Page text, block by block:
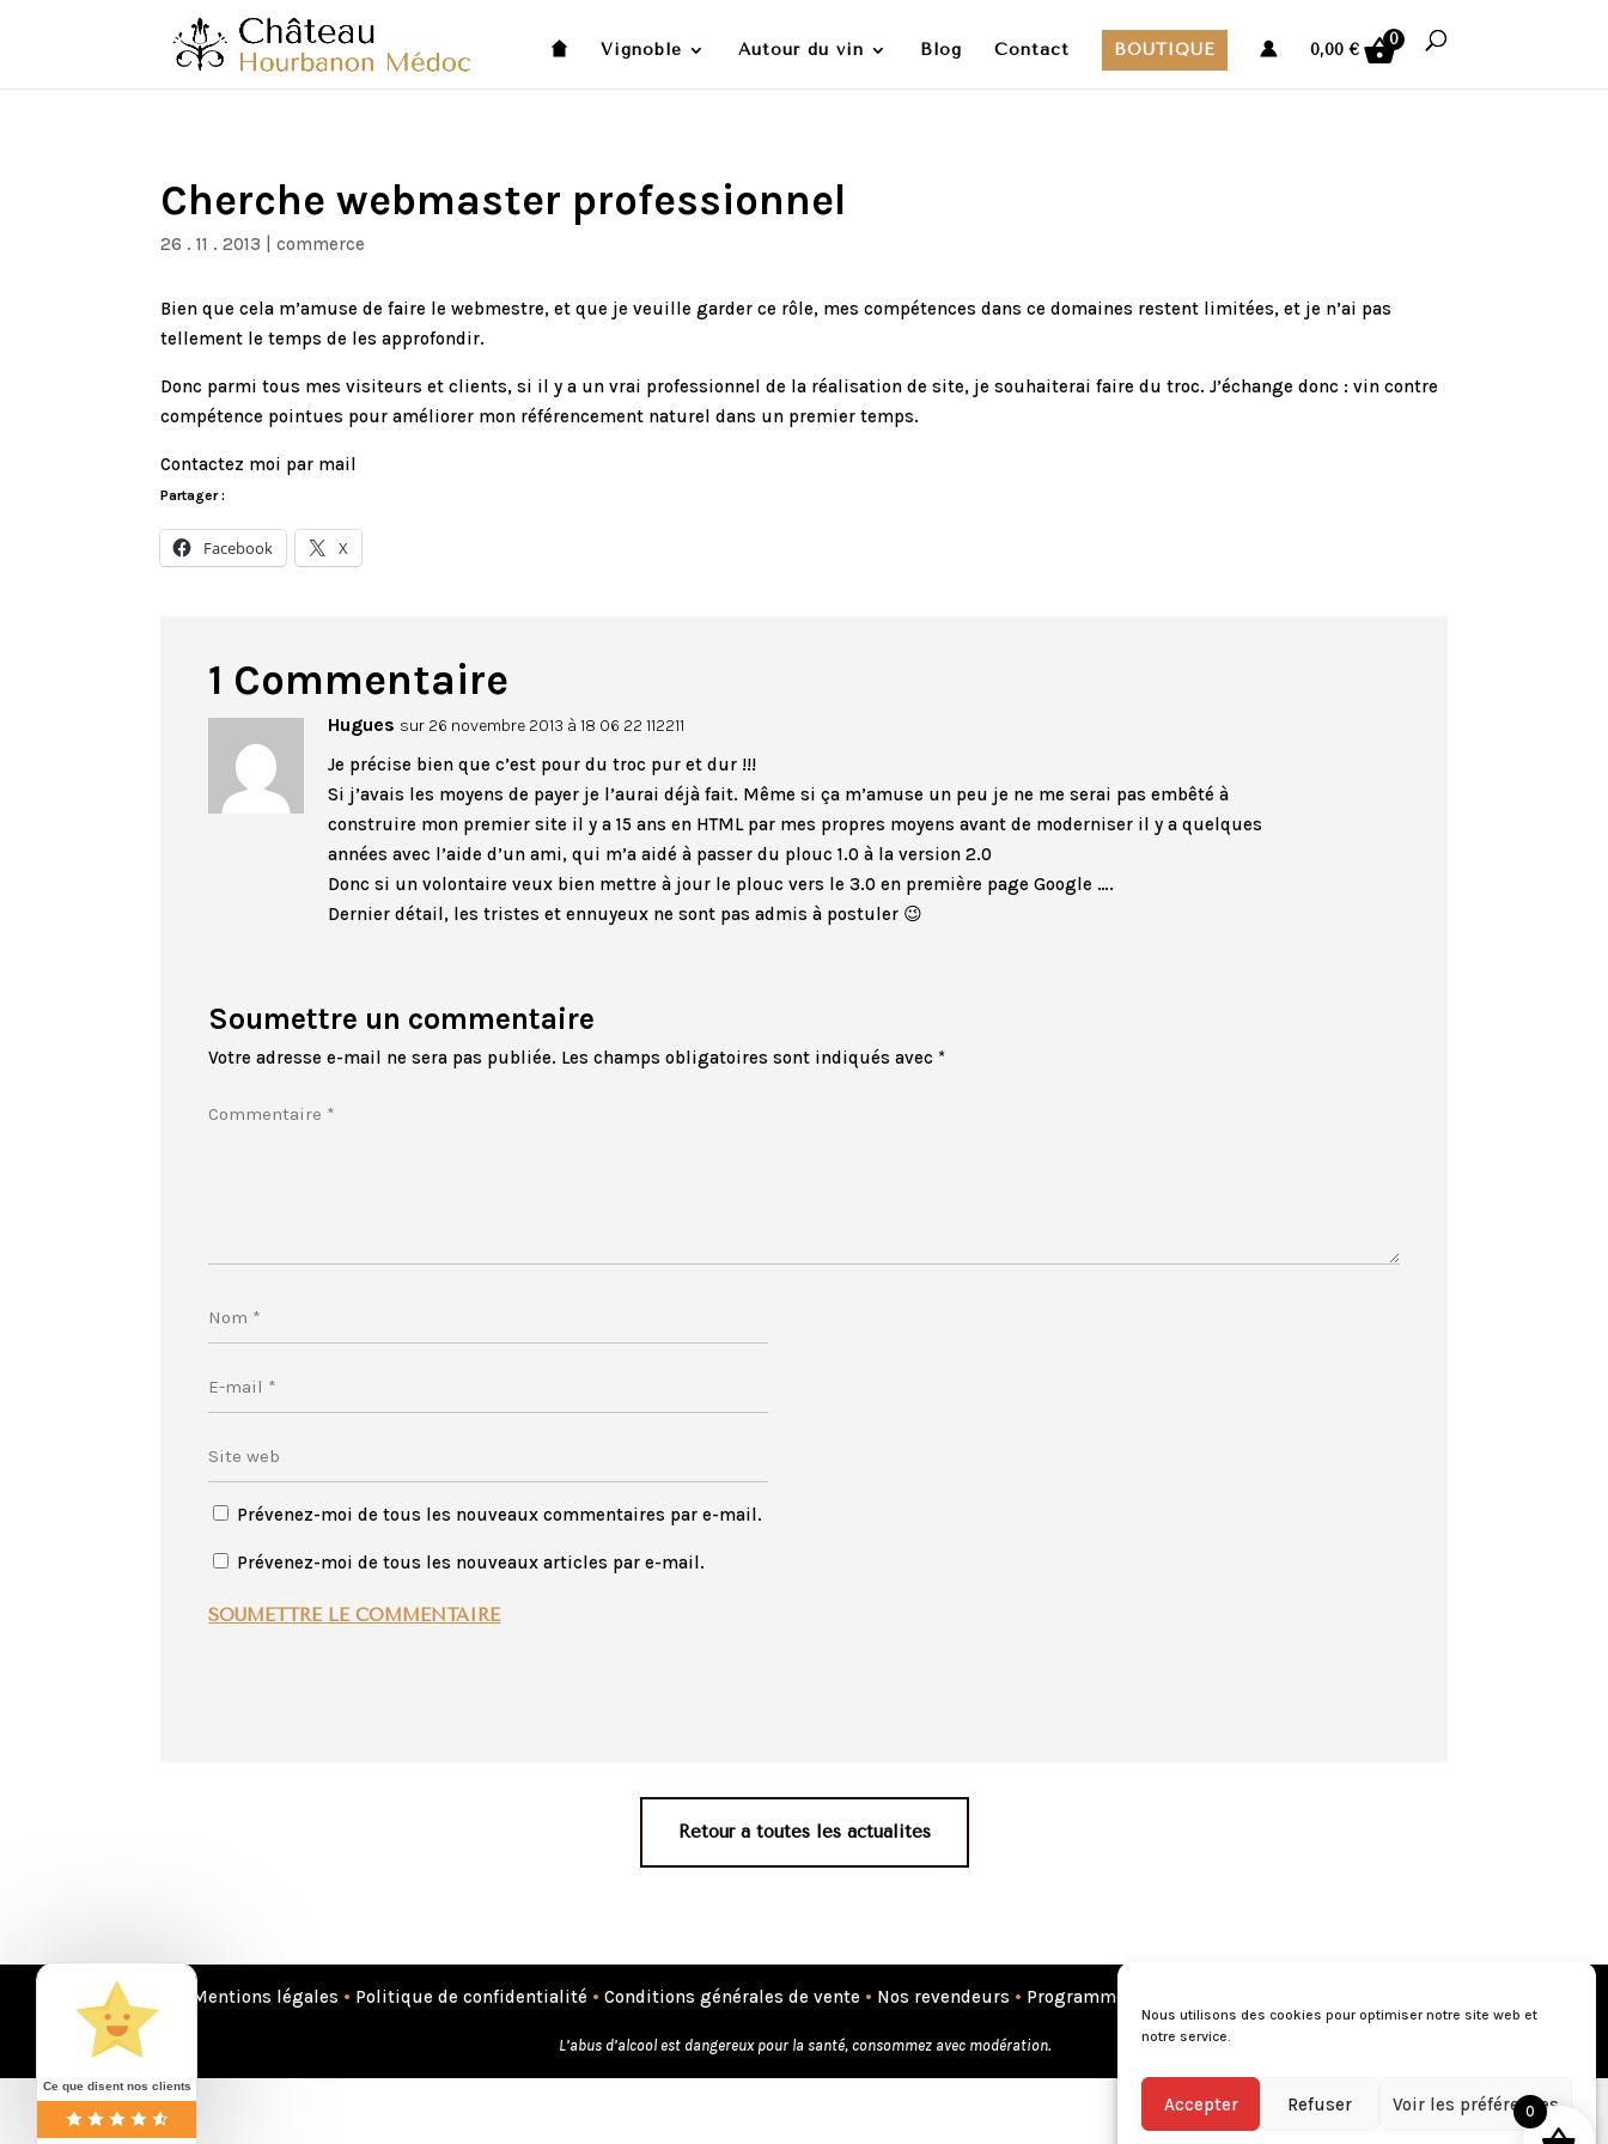
Nous utilisons des cookies pour optimiser notre site web et
notre service.
Accepter Refuser Voir les préférences
Vignoble Autour du vin Blog Contact BOUTIQUE 0,00€
0
Cherche webmaster professionnel
26 . 11 . 2013 |commerce
Bien que cela m’amuse de faire le webmestre, et que je veuille garder ce rôle, mes compétences dans ce domaines restent limitées, et je n’ai pas
tellement le temps de les approfondir.
Donc parmi tous mes visiteurs et clients, si il y a un vrai professionnel de la réalisation de site, je souhaiterai faire du troc. J’échange donc : vin contre
compétence pointues pour améliorer mon référencement naturel dans un premier temps.
Contactez moi par mail
Partager :
Facebook X
1 Commentaire
Hugues sur 26 novembre 2013 à 18 06 22 112211
Je précise bien que c’est pour du troc pur et dur !!!
Si j’avais les moyens de payer je l’aurai déjà fait. Même si ça m’amuse un peu je ne me serai pas embêté à
construire mon premier site il y a 15 ans en HTML par mes propres moyens avant de moderniser il y a quelques
années avec l’aide d’un ami, qui m’a aidé à passer du plouc 1.0 à la version 2.0
Donc si un volontaire veux bien mettre à jour le plouc vers le 3.0 en première page Google ….
Dernier détail, les tristes et ennuyeux ne sont pas admis à postuler 😉
Soumettre un commentaire
Votre adresse e-mail ne sera pas publiée. Les champs obligatoires sont indiqués avec *
Prévenez-moi de tous les nouveaux commentaires par e-mail.
Prévenez-moi de tous les nouveaux articles par e-mail.
SOUMETTRE LE COMMENTAIRE
Retour à toutes les actualités
Mentions légales • Politique de confidentialité • Conditions générales de vente • Nos revendeurs • Programme de fidélité
L’abus d’alcool est dangereux pour la santé, consommez avec modération.
0
Ce que disent nos clients